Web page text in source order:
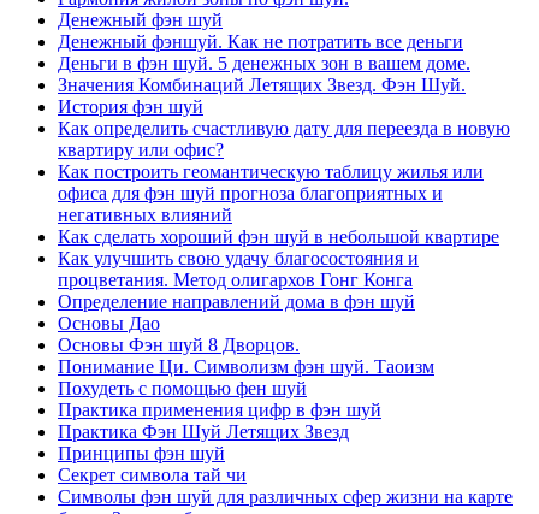
Денежный фэн шуй
Денежный фэншуй. Как не потратить все деньги
Деньги в фэн шуй. 5 денежных зон в вашем доме.
Значения Комбинаций Летящих Звезд. Фэн Шуй.
История фэн шуй
Как определить счастливую дату для переезда в новую
квартиру или офис?
Как построить геомантическую таблицу жилья или
офиса для фэн шуй прогноза благоприятных и
негативных влияний
Как сделать хороший фэн шуй в небольшой квартире
Как улучшить свою удачу благосостояния и
процветания. Метод олигархов Гонг Конга
Определение направлений дома в фэн шуй
Основы Дао
Основы Фэн шуй 8 Дворцов.
Понимание Ци. Символизм фэн шуй. Таоизм
Похудеть с помощью фен шуй
Практика применения цифр в фэн шуй
Практика Фэн Шуй Летящих Звезд
Принципы фэн шуй
Секрет символа тай чи
Символы фэн шуй для различных сфер жизни на карте